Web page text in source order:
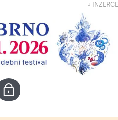
↓ INZERCE